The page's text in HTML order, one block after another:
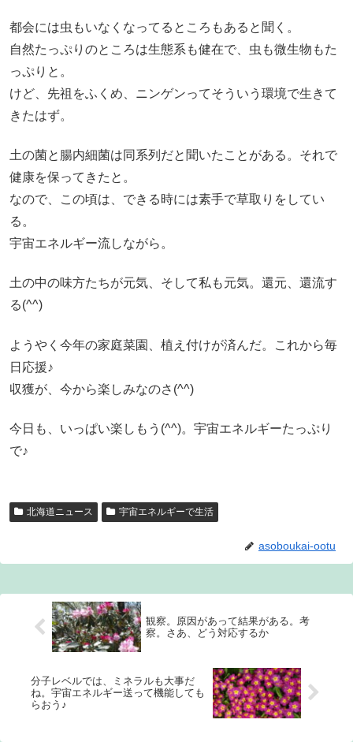
都会には虫もいなくなってるところもあると聞く。
自然たっぷりのところは生態系も健在で、虫も微生物もた
っぷりと。
けど、先祖をふくめ、ニンゲンってそういう環境で生きて
きたはず。
土の菌と腸内細菌は同系列だと聞いたことがある。それで
健康を保ってきたと。
なので、この頃は、できる時には素手で草取りをしてい
る。
宇宙エネルギー流しながら。
土の中の味方たちが元気、そして私も元気。還元、還流す
る(^^)
ようやく今年の家庭菜園、植え付けが済んだ。これから毎
日応援♪
収獲が、今から楽しみなのさ(^^)
今日も、いっぱい楽しもう(^^)。宇宙エネルギーたっぷり
で♪
北海道ニュース 宇宙エネルギーで生活
asoboukai-ootu
観察。原因があって結果がある。考
察。さあ、どう対応するか
分子レベルでは、ミネラルも大事だ
ね。宇宙エネルギー送って機能しても
らおう♪